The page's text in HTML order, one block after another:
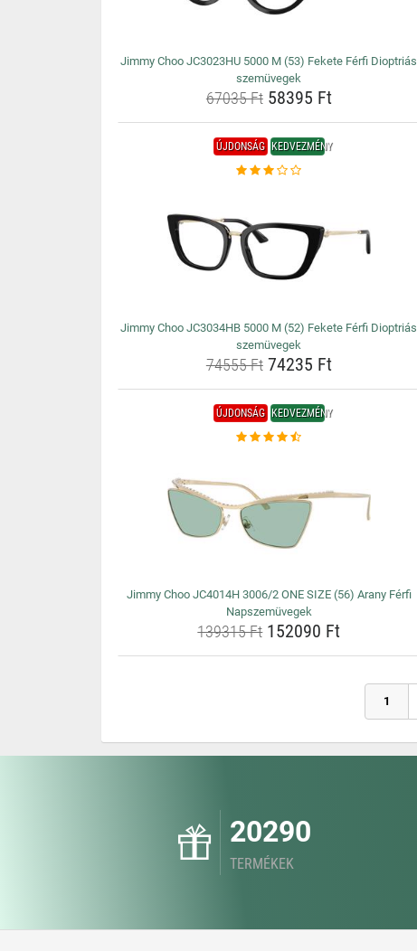
Jimmy Choo JC3023HU 5000 M (53) Fekete Férfi Dioptriás
szemüvegek
67035 Ft58395 Ft
ÚJDONSÁG KEDVEZMÉNY
Jimmy Choo JC3034HB 5000 M (52) Fekete Férfi Dioptriás
szemüvegek
74555 Ft74235 Ft
ÚJDONSÁG KEDVEZMÉNY
Jimmy Choo JC4014H 3006/2 ONE SIZE (56) Arany Férfi
Napszemüvegek
139315 Ft152090 Ft
1
20290
TERMÉKEK